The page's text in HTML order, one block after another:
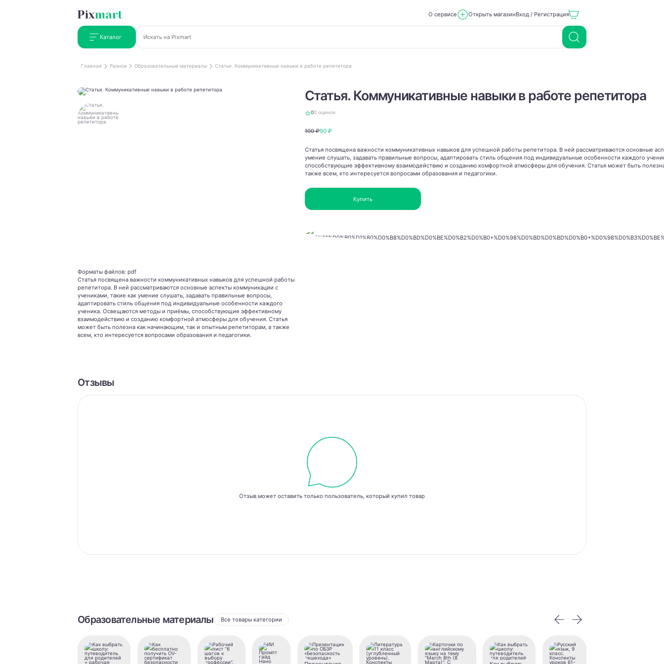
О сервисе Открыть магазинВход / Регистрация
Каталог
Главная Разное Образовательные материалы Статья. Коммуникативные навыки в работе репетитора
Статья. Коммуникативные навыки в работе репетитора
00 оценок
100 ₽90 ₽
Статья посвящена важности коммуникативных навыков для успешной работы репетитора. В ней рассматриваются основные
умение слушать, задавать правильные вопросы, адаптировать стиль общения под индивидуальные особенности каждого
способствующие эффективному взаимодействию и созданию комфортной атмосферы для обучения. Статья может быть
также всем, кто интересуется вопросами образования и педагогики.
Купить
Форматы файлов: pdf
Статья посвящена важности коммуникативных навыков для успешной работы
репетитора. В ней рассматриваются основные аспекты коммуникации с
учениками, такие как умение слушать, задавать правильные вопросы,
адаптировать стиль общения под индивидуальные особенности каждого
ученика. Освещаются методы и приёмы, способствующие эффективному
взаимодействию и созданию комфортной атмосферы для обучения. Статья
может быть полезна как начинающим, так и опытным репетиторам, а также
всем, кто интересуется вопросами образования и педагогики.
Отзывы
Отзыв может оставить только пользователь, который купил товар
Образовательные материалы Все товары категории